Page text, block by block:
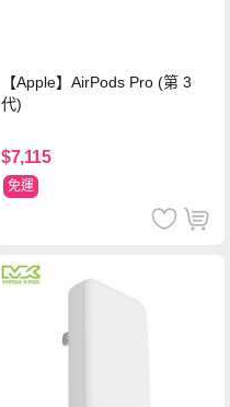
【Apple】AirPods Pro (第 3
代)
$7,115
免運